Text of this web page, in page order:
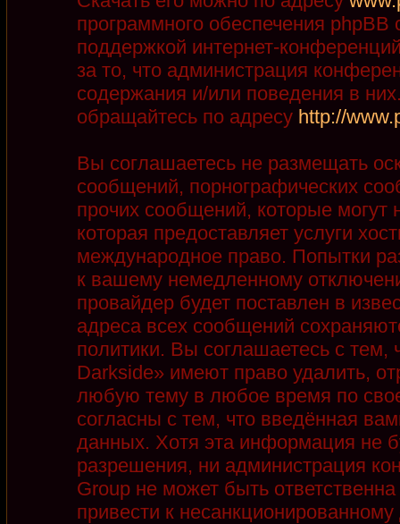
программного обеспечения phpBB
поддержкой интернет-
за то, что администрация
содержания и/или поведения в
обращайтесь по адресу http://
Вы соглашаетесь не размещать
сообщений, порнографических
прочих сообщений, которые
которая предоставляет услуги
международное право. Попытки
к вашему немедленному
провайдер будет поставлен в
адреса всех сообщений
политики. Вы соглашаетесь с
Darkside» имеют право удалить,
любую тему в любое время по
согласны с тем, что введённая
данных. Хотя эта информация не
разрешения, ни администрация
Group не может быть
привести к несанкционированному